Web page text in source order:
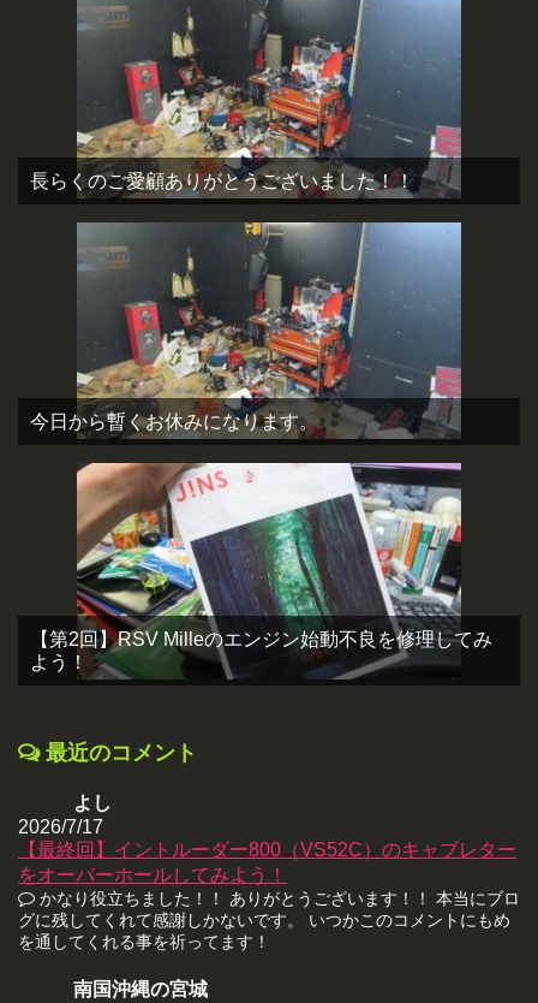
長らくのご愛顧ありがとうございました！！
今日から暫くお休みになります。
【第2回】RSV Milleのエンジン始動不良を修理してみ
よう！
最近のコメント
よし
2026/7/17
【最終回】イントルーダー800（VS52C）のキャブレター
をオーバーホールしてみよう！
かなり役立ちました！！ ありがとうございます！！ 本当にブロ
グに残してくれて感謝しかないです。 いつかこのコメントにもめ
を通してくれる事を祈ってます！
南国沖縄の宮城